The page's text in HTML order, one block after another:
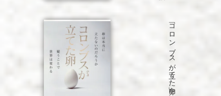
「コロンブスが立てた卵」を発売